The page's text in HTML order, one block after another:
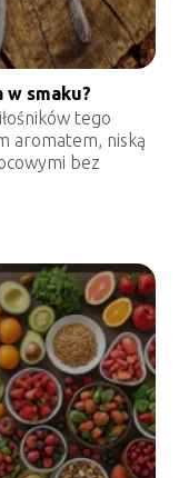
smaku?
tego
aromatem, niską
bez